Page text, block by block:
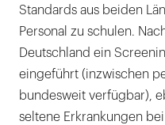
Standards aus beiden
Personal zu schulen.
Deutschland ein
eingeführt (inzwischen
bundesweit verfügbar),
seltene Erkrankungen